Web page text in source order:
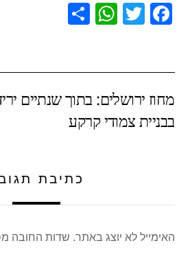
F
e
b
o
T
er
W
s
A
p
e
בבניית צמודי קרקע
כתיבת
האימייל לא יוצג באתר. שדות החובה